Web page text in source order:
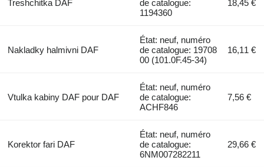
Treshchitka DAF
de catalogue:
1194360
18,45 €
Nakladky halmivni DAF
État: neuf, numéro
de catalogue: 19708
00 (101.0F.45-34)
16,11 €
Vtulka kabiny DAF pour DAF
État: neuf, numéro
de catalogue:
ACHF846
7,56 €
Korektor fari DAF
État: neuf, numéro
de catalogue:
6NM007282211
29,66 €